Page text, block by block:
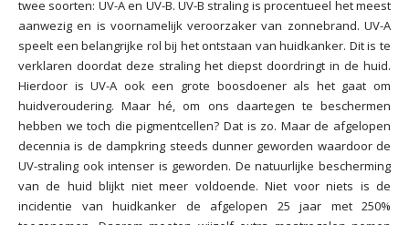
twee soorten: UV-A en UV-B. UV-B straling is procentueel het meest
aanwezig en is voornamelijk veroorzaker van zonnebrand. UV-A
speelt een belangrijke rol bij het ontstaan van huidkanker. Dit is te
verklaren doordat deze straling het diepst doordringt in de huid.
Hierdoor is UV-A ook een grote boosdoener als het gaat om
huidveroudering. Maar hé, om ons daartegen te beschermen
hebben we toch die pigmentcellen? Dat is zo. Maar de afgelopen
decennia is de dampkring steeds dunner geworden waardoor de
UV-straling ook intenser is geworden. De natuurlijke bescherming
van de huid blijkt niet meer voldoende. Niet voor niets is de
incidentie van huidkanker de afgelopen 25 jaar met 250%